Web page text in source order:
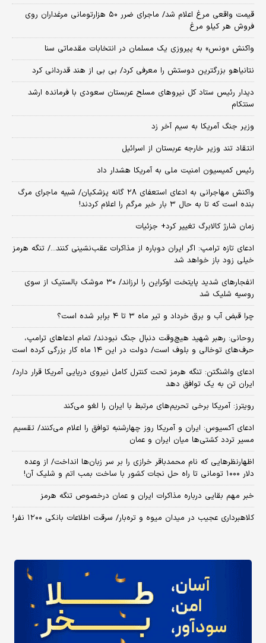
قیمت واقعی مرغ اعلام شد/ ماجرای ضرر ۵۰ هزارتومانی مرغداران روی
فروش هر کیلو مرغ
واکنش «ونس» به پیروزی یک مسلمان در انتخابات مقدماتی سنا
نتانیاهو بزرگترین دوستش را معرفی کرد/ بی بی از هند قدردانی کرد
دیدار رئیس ستاد کل نیروهای مسلح عربستان سعودی با فرمانده ارشد
سنتکام
وزیر جنگ آمریکا به سیم آخر زد
انتقاد تند وزیر خارجه عربستان از اسرائیل
رئیس کمیسیون امنیت ملی به آمریکا هشدار داد
واکنش مهاجرانی به ادعای استعفای ۲۸ گانه پزشکیان/ شبیه ماجرای مرگ
بنده است که تا به حال ۳ بار خبر مرگم را اعلام کردند!
زمان شارژ کالابرگ تغییر کرد+ جزئیات
ادعای تازه ترامپ: اگر ایران دوباره از مذاکرات عقب‌نشینی کنند.../ تنگه هرمز
خیلی زود باز خواهد شد
انفجارهای شدید پایتخت اوکراین را لرزاند/ ۳۰ موشک بالستیک از سوی
روسیه شلیک شد
چرا قبض آب و برق خرداد و تیر ماه ۳ تا ۴ برابر شده است؟
روحانی: رهبر شهید هیچ‌وقت دنبال جنگ نبودند/ تمام ادعاهای ترامپ،
حرف‌های توخالی و بلوف است/ دولت در این ۱۴ ماه کار بزرگی کرده است
ادعای واشنگتن: تنگه هرمز تحت کنترل کامل نیروی دریایی آمریکا قرار دارد/
ایران تن به یک توافق دهد
رویترز: آمریکا برخی تحریم‌های مرتبط با ایران را لغو می‌کند
ادعای آکسیوس: ایران و آمریکا روز چهارشنبه توافق را اعلام می‌کنند/ تقسیم
مسیر تردد کشتی‌ها میان ایران و عمان
اظهارنظرهایی که نام محمدباقر خرازی را بر سر زبان‌ها انداخت/ از وعده
دلار ۱۰۰۰ تومانی تا راه حل نجات کشور با ساخت بمب اتم و شلیک آن!
خبر مهم بقایی درباره مذاکرات ایران و عمان درخصوص تنگه هرمز
کلاهبرداری عجیب در میدان میوه و تره‌بار/ سرقت اطلاعات بانکی ۱۲۰۰ نفر!